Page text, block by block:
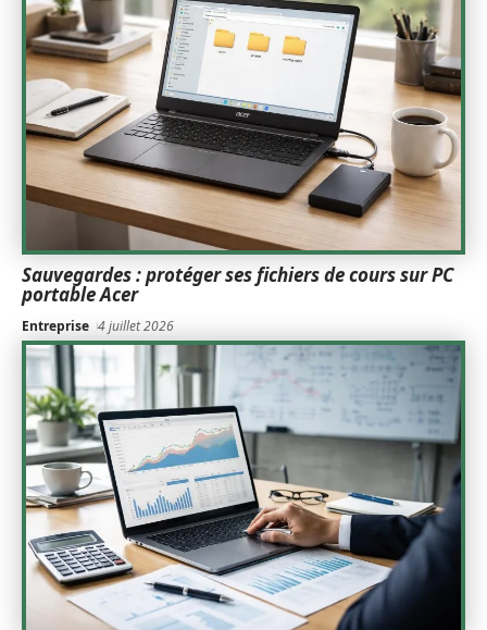
Sauvegardes : protéger ses fichiers de cours sur PC
portable Acer
Entreprise 4 juillet 2026